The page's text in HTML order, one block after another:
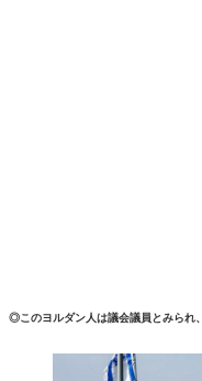
◎このヨルダン人は議会議員とみられ